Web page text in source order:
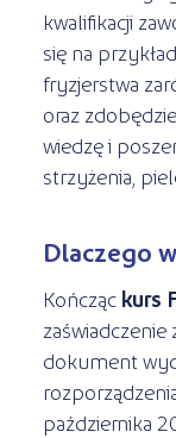
kwalifikacji
się na
fryzjerstwa
oraz
wiedzę i
strzyżenia,
Dlaczego
Kończąc kurs
dokument
października